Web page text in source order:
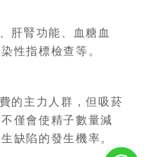
肝腎功能、血糖血
性指標檢查等。
的主力人群，但吸菸
僅會使精子數量減
缺陷的發生機率。